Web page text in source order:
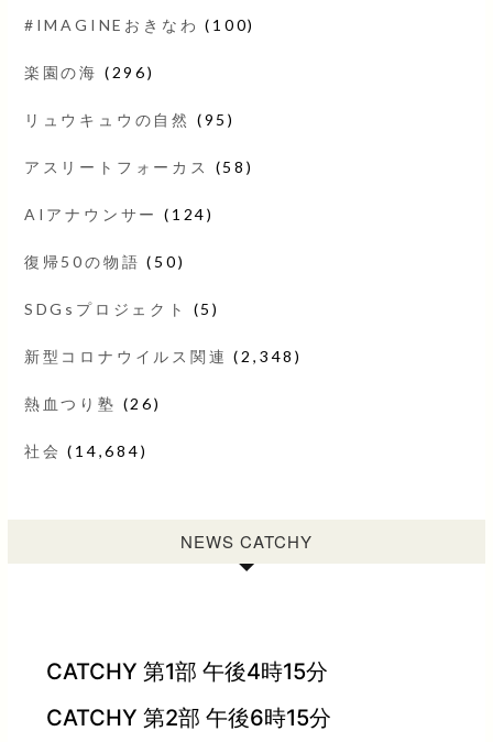
#IMAGINEおきなわ (100)
楽園の海 (296)
リュウキュウの自然 (95)
アスリートフォーカス (58)
AIアナウンサー (124)
復帰50の物語 (50)
SDGsプロジェクト (5)
新型コロナウイルス関連 (2,348)
熱血つり塾 (26)
社会 (14,684)
NEWS CATCHY
CATCHY 第1部 午後4時15分
CATCHY 第2部 午後6時15分